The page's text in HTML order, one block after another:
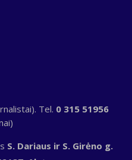
Tel. 0 315 51956
S. Dariaus ir S. Girėno g.